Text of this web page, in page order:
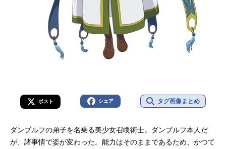
ポスト シェア タグ画像まとめ
ダンブルフの弟子を名乗る美少女召喚術士。ダンブルフ本人だ
が、諸事情で姿が変わった。能力はそのままであるため、かつて